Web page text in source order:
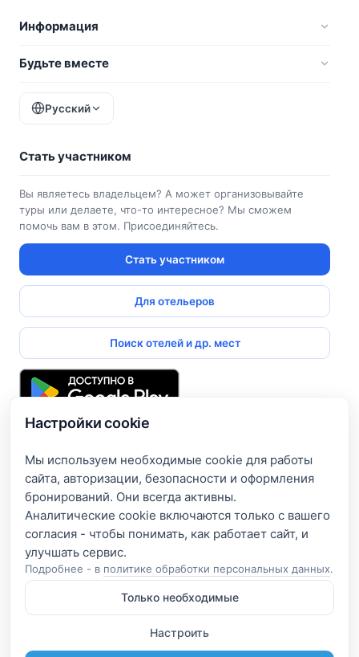
Настройки cookie
Мы используем необходимые cookie для работы
сайта, авторизации, безопасности и оформления
бронирований. Они всегда активны.
Аналитические cookie включаются только с вашего
согласия - чтобы понимать, как работает сайт, и
Подробнее - в политике обработки персональных данных.
Только необходимые
Настроить
Информация
Будьте вместе
Русский
Стать участником
Вы являетесь владельцем? А может организовывайте
туры или делаете, что-то интересное? Мы сможем
помочь вам в этом. Присоединяйтесь.
Стать участником
Для отельеров
Поиск отелей и др. мест
предложениям
Введите свой электронный адрес, чтобы получить доступ
к скидкам только для подписчиков. Новые акции и
эксклюзивные предложения будут приходить сразу на
вашу почту!
Я согласен на обработку e-mail и получение рассылки
согласно Политике конфиденциальности